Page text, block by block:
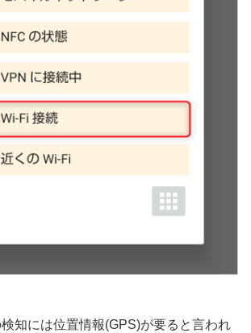
知には位置情報(GPS)が要ると言われ